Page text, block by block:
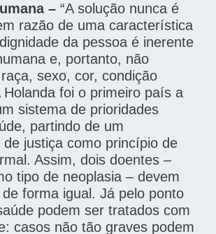
– “A solução nunca é
razão de uma característica
da pessoa é inerente
e, portanto, não
sexo, cor, condição
Holanda foi o primeiro país a
sistema de prioridades
partindo de um
de justiça como princípio de
Assim, dois doentes –
tipo de neoplasia – devem
forma igual. Já pelo ponto
podem ser tratados com
casos não tão graves podem